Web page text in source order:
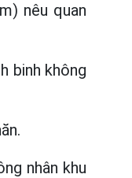
nêu quan
binh không
nhân khu